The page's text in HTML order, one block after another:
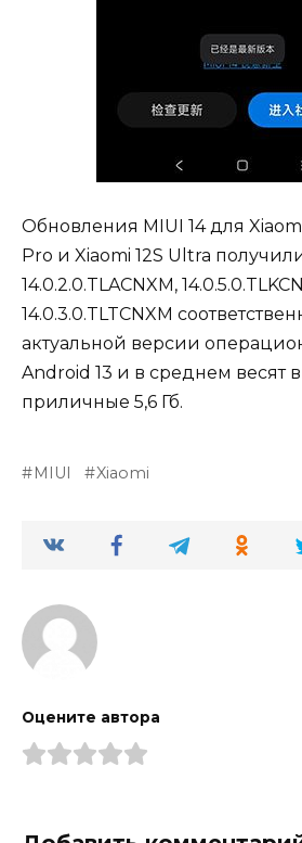
Обновления MIUI 14 для Xiaomi
Pro и Xiaomi 12S Ultra
14.0.2.0.TLACNXM,
14.0.3.0.TLTCNXM
актуальной версии
Android 13 и в среднем весят
приличные 5,6 Гб.
MIUI Xiaomi
Оцените автора